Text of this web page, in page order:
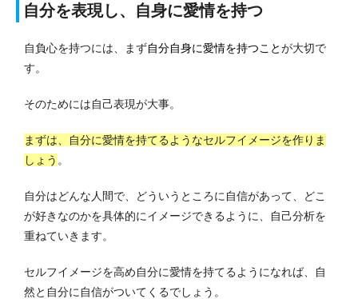
自分を表現し、自身に愛情を持つ
自負心を持つには、まず自分自身に愛情を持つことが大切で
す。
そのためには自己表現が大事。
まずは、自分に愛情を持てるようなセルフイメージを作りま
しょう 。
自分はどんな人間で、どういうところに自信があって、どこ
が好きなのかを具体的にイメージできるように、自己分析を
重ねていきます。
セルフイメージを高め自分に愛情を持てるようになれば、自
然と自分に自信がついてくるでしょう。